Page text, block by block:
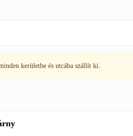
kerületbe és utcába szállít ki.